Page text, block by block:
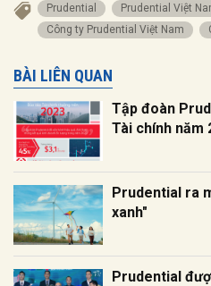
Prudential
Prudential Việt
Công ty Prudential Việt Nam
BÀI LIÊN QUAN
Tập đoàn
Tài chính năm
Prudential ra
xanh"
Prudential